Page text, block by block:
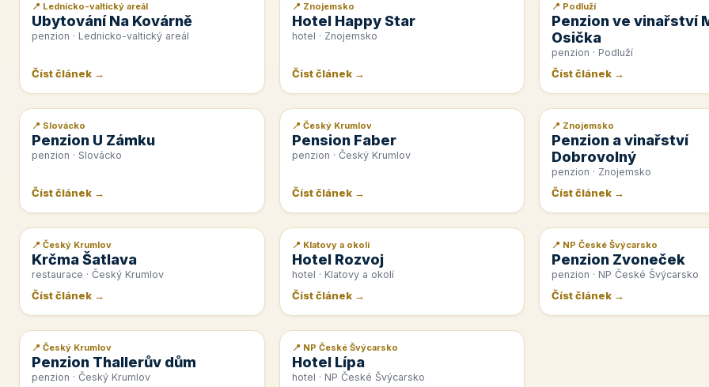
📰 PR článek
📍 Lednicko-valtický areál
Ubytování Na Kovárně
penzion · Lednicko-valtický areál
Číst článek →
📰 PR článek
📍 Znojemsko
Hotel Happy Star
hotel · Znojemsko
Číst článek →
📰 PR článek
📍 Podluží
Penzion ve vinařství
Osička
penzion · Podluží
Číst článek →
📰 PR článek
📍 Slovácko
Penzion U Zámku
penzion · Slovácko
Číst článek →
📰 PR článek
📍 Český Krumlov
Pension Faber
penzion · Český Krumlov
Číst článek →
📰 PR článek
📍 Znojemsko
Penzion a vinařství
Dobrovolný
penzion · Znojemsko
Číst článek →
📰 PR článek
📍 Český Krumlov
Krčma Šatlava
restaurace · Český Krumlov
Číst článek →
📰 PR článek
📍 Klatovy a okolí
Hotel Rozvoj
hotel · Klatovy a okolí
Číst článek →
📰 PR článek
📍 NP České Švýcarsko
Penzion Zvoneček
penzion · NP České Švýcarsko
Číst článek →
📰 PR článek
📍 Český Krumlov
Penzion Thallerův dům
penzion · Český Krumlov
📰 PR článek
📍 NP České Švýcarsko
Hotel Lípa
hotel · NP České Švýcarsko